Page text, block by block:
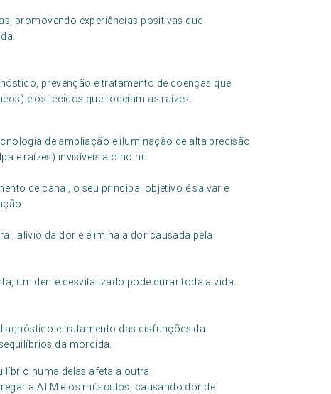
promovendo experiências positivas que
prevenção e tratamento de doenças que
e os tecidos que rodeiam as raízes.
de ampliação e iluminação de alta precisão
e raízes) invisíveis a olho nu.
de canal, o seu principal objetivo é salvar e
alívio da dor e elimina a dor causada pela
um dente desvitalizado pode durar toda a vida.
e tratamento das disfunções da
da mordida.
numa delas afeta a outra.
a ATM e os músculos, causando dor de